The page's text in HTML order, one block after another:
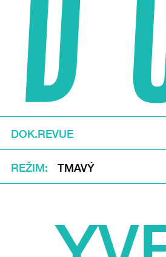
DOK.REVUE
REŽIM TMAVÝ